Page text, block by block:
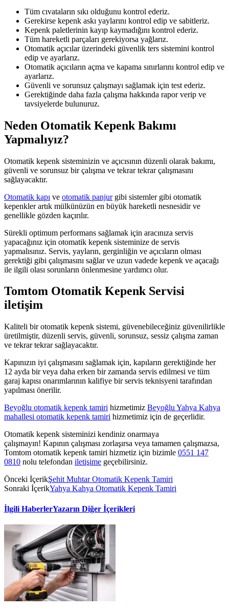
Tüm cıvataların sıkı olduğunu kontrol ederiz.
Gerekirse kepenk askı yaylarını kontrol edip ve sabitleriz.
Kepenk paletlerinin kayıp kaymadığını kontrol ederiz.
Tüm hareketli parçaları gerekiyorsa yağlarız.
Otomatik açıcılar üzerindeki güvenlik ters sistemini kontrol
edip ve ayarlarız.
Otomatik açıcıların açma ve kapama sınırlarını kontrol edip ve
ayarlarız.
Güvenli ve sorunsuz çalışmayı sağlamak için test ederiz.
Gerektiğinde daha fazla çalışma hakkında rapor verip ve
tavsiyelerde bulunuruz.
Neden Otomatik Kepenk Bakımı
Yapmalıyız?
Otomatik kepenk sisteminizin ve açıcısının düzenli olarak bakımı,
güvenli ve sorunsuz bir çalışma ve tekrar tekrar çalışmasını
sağlayacaktır.
Otomatik kapı ve otomatik panjurgibi sistemler gibi otomatik
kepenkler artık mülkünüzün en büyük hareketli nesnesidir ve
genellikle gözden kaçırılır.
Sürekli optimum performans sağlamak için aracınıza servis
yapacağınız için otomatik kepenk sisteminize de servis
yapmalısınız. Servis, yayların, gerginliğin ve açıcıların olması
gerektiği gibi çalışmasını sağlar ve uzun vadede kepenk ve açacağı
ile ilgili olası sorunların önlenmesine yardımcı olur.
Tomtom Otomatik Kepenk Servisi
iletişim
Kaliteli bir otomatik kepenk sistemi, güvenebileceğiniz güvenilirlikle
üretilmiştir, düzenli servis, güvenli, sorunsuz, sessiz çalışma zaman
ve tekrar tekrar sağlayacaktır.
Kapınızın iyi çalışmasını sağlamak için, kapıların gerektiğinde her
12 ayda bir veya daha erken bir zamanda servis edilmesi ve tüm
garaj kapısı onarımlarının kalifiye bir servis teknisyeni tarafından
yapılması önerilir.
Beyoğlu otomatik kepenk tamiri hizmetimiz Beyoğlu Yahya Kahya
mahallesi otomatik kepenk tamiri hizmetimiz için de geçerlidir.
Otomatik kepenk sisteminizi kendiniz onarmaya
çalışmayın! Kapının çalışması zorlaşırsa veya tamamen çalışmazsa,
Tomtom otomatik kepenk tamiri hizmetiz için bizimle 0551 147
0810 nolu telefondan iletişime geçebilirsiniz.
Önceki İçerikŞehit Muhtar Otomatik Kepenk Tamiri
Sonraki İçerikYahya Kahya Otomatik Kepenk Tamiri
İlgili HaberlerYazarın Diğer İçerikleri